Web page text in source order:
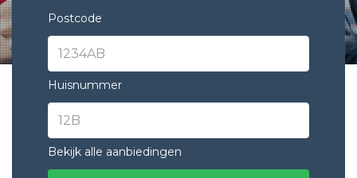
Postcode
Huisnummer
Bekijk alle aanbiedingen